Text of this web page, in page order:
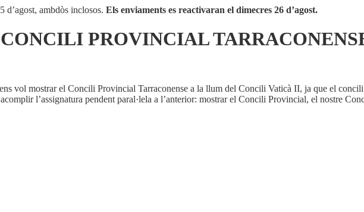
d’agost, ambdòs inclosos. Els enviaments es reactivaran el dimecres 26 d’agost.
PROVINCIAL
vol mostrar el Concili Provincial Tarraconense a la llum del Concili Vaticà II, ja que el
l’assignatura pendent paral·lela a l’anterior: mostrar el Concili Provincial, el nostre